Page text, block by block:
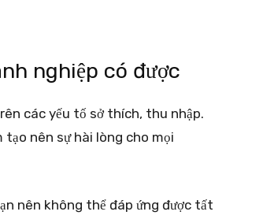
nghiệp có được
các yếu tố sở thích, thu nhập.
tạo nên sự hài lòng cho mọi
nên không thể đáp ứng được tất